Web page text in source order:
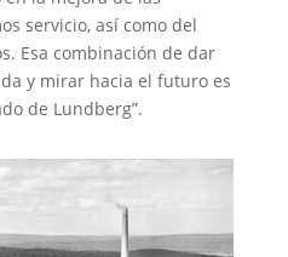
servicio, así como del
Esa combinación de dar
y mirar hacia el futuro es
de Lundberg”.